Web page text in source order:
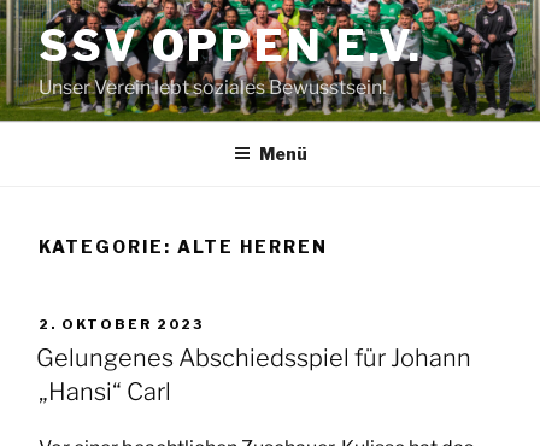
Zum
Inhalt
springenSSV OPPEN E.V.
Unser Verein lebt soziales Bewusstsein!
Menü
KATEGORIE: ALTE HERREN
VERÖFFENTLICHT
AM
2. OKTOBER 2023
Gelungenes Abschiedsspiel für Johann
„Hansi“ Carl